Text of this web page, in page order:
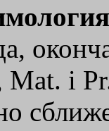
Маt. i